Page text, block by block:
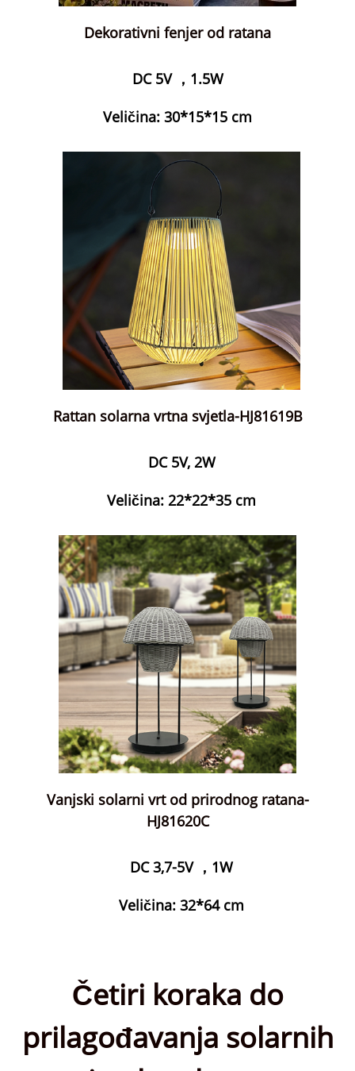
Dekorativni fenjer od ratana
DC 5V ，1.5W
Veličina: 30*15*15 cm
Rattan solarna vrtna svjetla-HJ81619B
DC 5V, 2W
Veličina: 22*22*35 cm
Vanjski solarni vrt od prirodnog ratana-
HJ81620C
DC 3,7-5V ，1W
Veličina: 32*64 cm
Četiri koraka do
prilagođavanja solarnih